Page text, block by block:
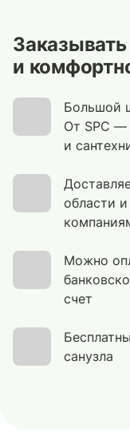
и
Большой
От SPC —
и
области
Можно
счет
санузла